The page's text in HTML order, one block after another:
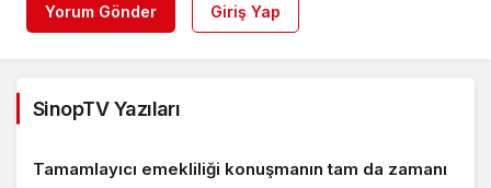
Yorum Gönder Giriş Yap
SinopTV Yazıları
Tamamlayıcı emekliliği konuşmanın tam da zamanı